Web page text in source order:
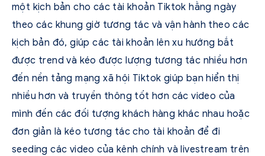
một kịch bản cho các tài khoản Tiktok hằng ngày
theo các khung giờ tương tác và vận hành theo các
kịch bản đó, giúp các tài khoản lên xu hướng bắt
được trend và kéo được lượng tương tác nhiều hơn
đến nền tảng mạng xã hội Tiktok giúp bạn hiển thị
nhiều hơn và truyền thông tốt hơn các video của
mình đến các đối tượng khách hàng khác nhau hoặc
đơn giản là kéo tương tác cho tài khoản để đi
seeding các video của kênh chính và livestream trên